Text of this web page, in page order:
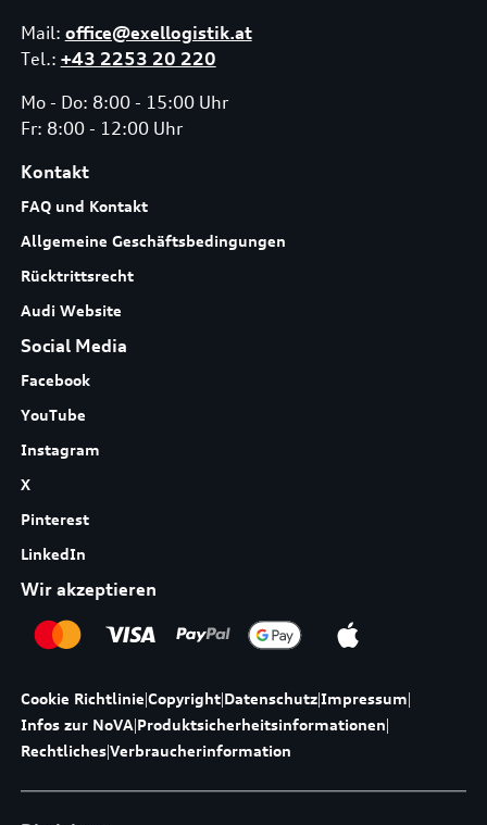
Mail: office@exellogistik.at
Tel.: +43 2253 20 220
Mo - Do: 8:00 - 15:00 Uhr
Fr: 8:00 - 12:00 Uhr
Kontakt
FAQ und Kontakt
Allgemeine Geschäftsbedingungen
Rücktrittsrecht
Audi Website
Social Media
Facebook
YouTube
Instagram
X
Pinterest
LinkedIn
Wir akzeptieren
Cookie Richtlinie|Copyright|Datenschutz|Impressum|
Infos zur NoVA|Produktsicherheitsinformationen|
Rechtliches|Verbraucherinformation